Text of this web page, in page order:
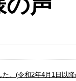
。(令和2年4月1日以